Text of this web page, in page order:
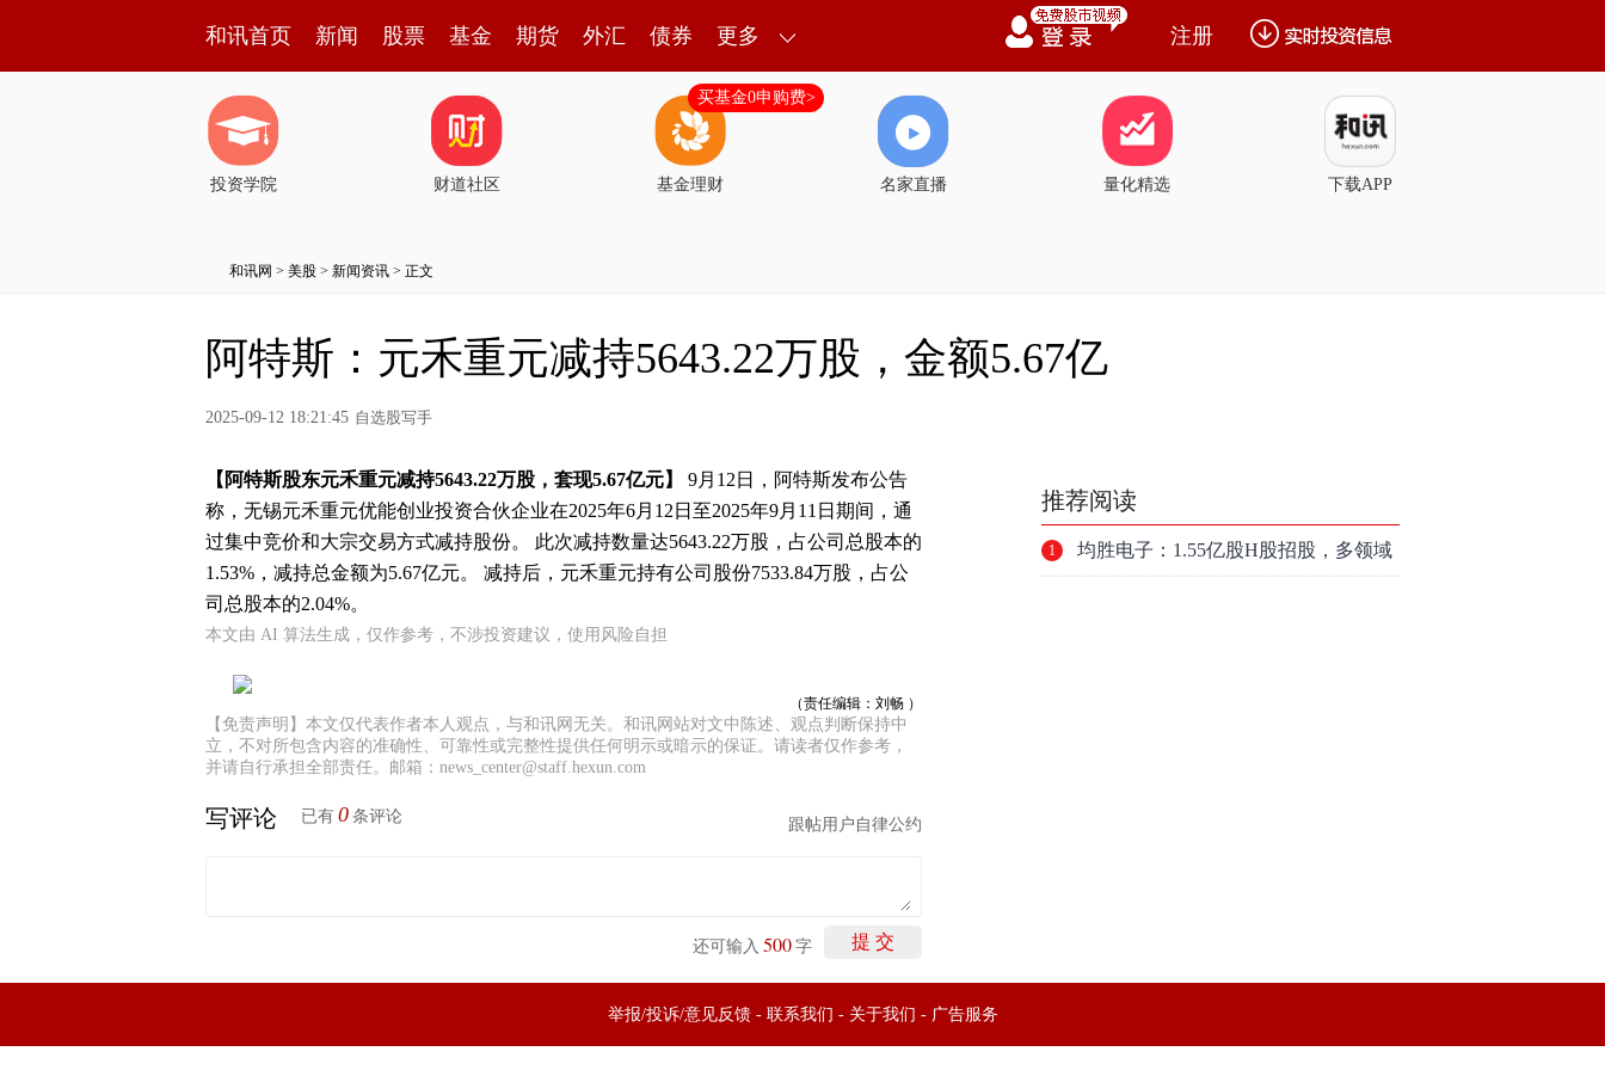
和讯首页 新闻 股票 基金 期货 外汇 债券 更多 注册
投资学院 财道社区 基金理财
买基金0申购费>
名家直播 量化精选 下载APP
和讯网 > 美股 > 新闻资讯 > 正文
阿特斯：元禾重元减持5643.22万股，金额5.67亿
2025-09-12 18:21:45 自选股写手
【阿特斯股东元禾重元减持5643.22万股，套现5.67亿元】
9月12日，阿特斯发布公告
称，无锡元禾重元优能创业投资合伙企业在2025年6月12日至2025年9月11日期间，通
过集中竞价和大宗交易方式减持股份。 此次减持数量达5643.22万股，占公司总股本的
1.53%，减持总金额为5.67亿元。 减持后，元禾重元持有公司股份7533.84万股，占公
司总股本的2.04%。
本文由 AI 算法生成，仅作参考，不涉投资建议，使用风险自担
（责任编辑：刘畅 ）
【免责声明】本文仅代表作者本人观点，与和讯网无关。和讯网站对文中陈述、观点判断保持中
立，不对所包含内容的准确性、可靠性或完整性提供任何明示或暗示的保证。请读者仅作参考，
并请自行承担全部责任。邮箱：news_center@staff.hexun.com
写评论 已有 0 条评论 跟帖用户自律公约
提 交
还可输入 500 字
推荐阅读
1 均胜电子：1.55亿股H股招股，多领域
举报/投诉/意见反馈- 联系我们 - 关于我们 - 广告服务